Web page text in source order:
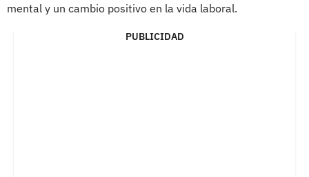
mental y un cambio positivo en la vida laboral.
PUBLICIDAD